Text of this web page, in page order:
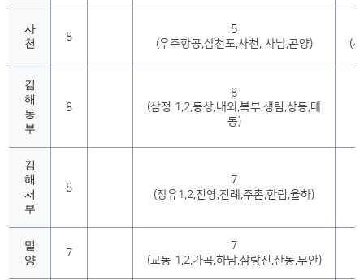
사
천
8
5
(우주항공,삼천포,사천, 사남,곤양)
(
김
해
동
부
8
8
(삼정 1,2,동상,내외,북부,생림,상동,대
동)
김
해
서
부
8
7
(장유1,2,진영,진례,주촌,한림,율하)
밀
양
7
7
(교동 1,2,가곡,하남,삼랑진,산동,무안)